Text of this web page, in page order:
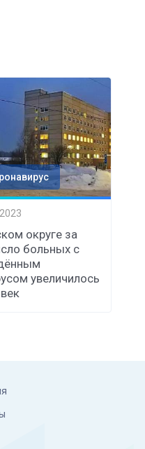
округе за
больных с
увеличилось